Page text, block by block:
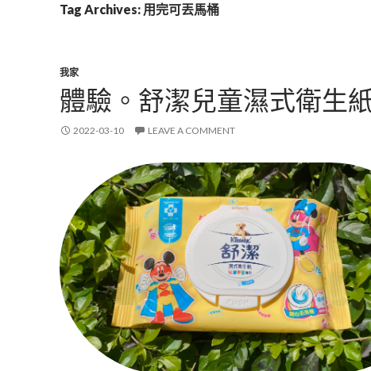
Tag Archives: 用完可丟馬桶
我家
體驗。舒潔兒童濕式衛生
2022-03-10 LEAVE A COMMENT